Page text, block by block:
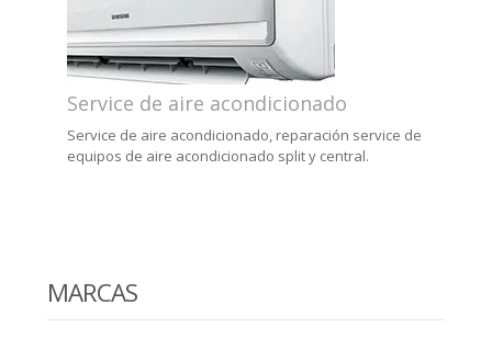
Service de aire acondicionado
Service de aire acondicionado, reparación service de
equipos de aire acondicionado split y central.
MARCAS